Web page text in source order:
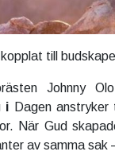
till
Johnny
i Dagen
När Gud
av samma sak